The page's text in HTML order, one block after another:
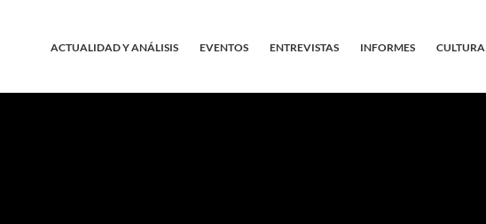
ACTUALIDAD Y ANÁLISIS EVENTOS ENTREVISTAS INFORMES CULTURA